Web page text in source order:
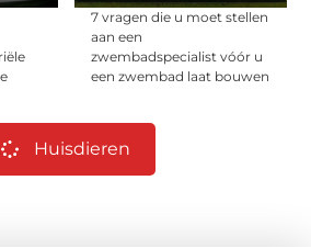
7 vragen die u moet stellen
aan een
zwembadspecialist vóór u
een zwembad laat bouwen
Huisdieren